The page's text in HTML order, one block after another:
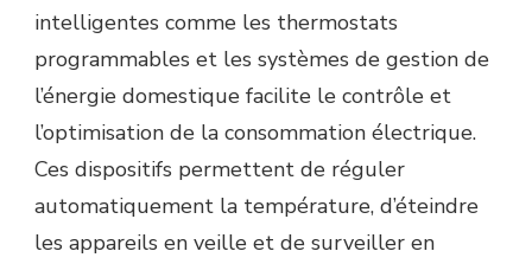
intelligentes comme les thermostats
programmables et les systèmes de gestion de
l’énergie domestique facilite le contrôle et
l’optimisation de la consommation électrique.
Ces dispositifs permettent de réguler
automatiquement la température, d’éteindre
les appareils en veille et de surveiller en